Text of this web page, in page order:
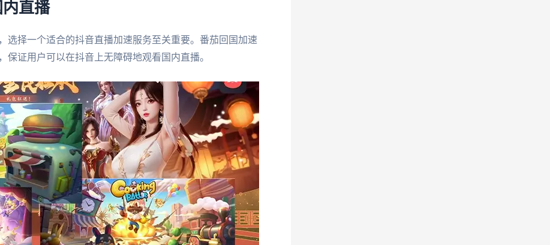
直播
选择一个适合的抖音直播加速服务至关重要。番茄回国加速
证用户可以在抖音上无障碍地观看国内直播。